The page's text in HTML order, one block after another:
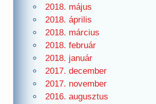
2018. május
2018. április
2018. március
2018. február
2018. január
2017. december
2017. november
2016. augusztus